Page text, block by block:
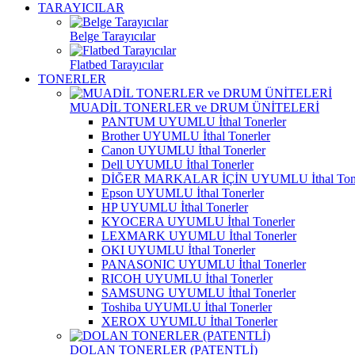
TARAYICILAR
Belge Tarayıcılar
Flatbed Tarayıcılar
TONERLER
MUADİL TONERLER ve DRUM ÜNİTELERİ
PANTUM UYUMLU İthal Tonerler
Brother UYUMLU İthal Tonerler
Canon UYUMLU İthal Tonerler
Dell UYUMLU İthal Tonerler
DİĞER MARKALAR İÇİN UYUMLU İthal
Epson UYUMLU İthal Tonerler
HP UYUMLU İthal Tonerler
KYOCERA UYUMLU İthal Tonerler
LEXMARK UYUMLU İthal Tonerler
OKI UYUMLU İthal Tonerler
PANASONIC UYUMLU İthal Tonerler
RICOH UYUMLU İthal Tonerler
SAMSUNG UYUMLU İthal Tonerler
Toshiba UYUMLU İthal Tonerler
XEROX UYUMLU İthal Tonerler
DOLAN TONERLER (PATENTLİ)